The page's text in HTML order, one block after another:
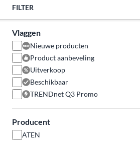
FILTER
Vlaggen
Nieuwe producten
Product aanbeveling
Uitverkoop
Beschikbaar
TRENDnet Q3 Promo
Producent
ATEN